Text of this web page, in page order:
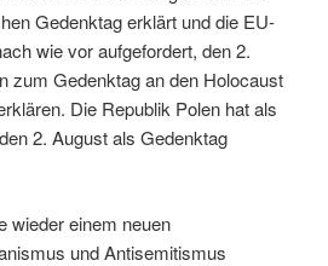
Gedenktag erklärt und die EU-
wie vor aufgefordert, den 2.
zum Gedenktag an den Holocaust
Die Republik Polen hat als
2. August als Gedenktag
wieder einem neuen
und Antisemitismus